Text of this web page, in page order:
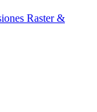
Raster &